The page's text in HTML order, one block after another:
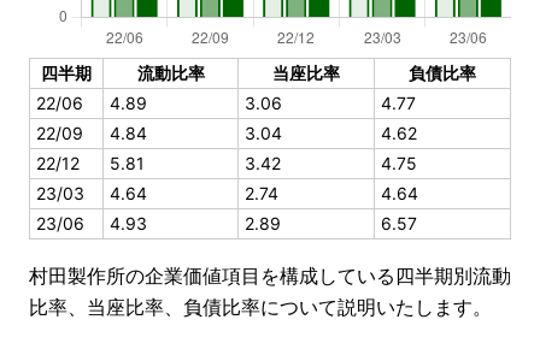
四半期 流動比率 当座比率
負債比率
22/06
4.89 3.06
4.77
22/09
4.84 3.04
4.62
22/12
5.81 3.42
4.75
23/03
4.64 2.74
4.64
23/06
4.93 2.89 6.57
村田製作所の企業価値項目を構成している四半期別流動
比率、当座比率、負債比率について説明いたします。